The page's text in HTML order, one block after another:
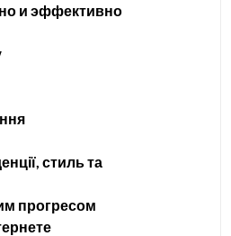
и эффективно
стиль та
прогресом